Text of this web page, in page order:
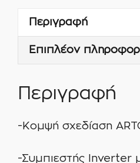
Περιγραφή
Επιπλέον
Περιγραφή
-Κομψή σχεδίαση
-Συμπιεστής Inverter